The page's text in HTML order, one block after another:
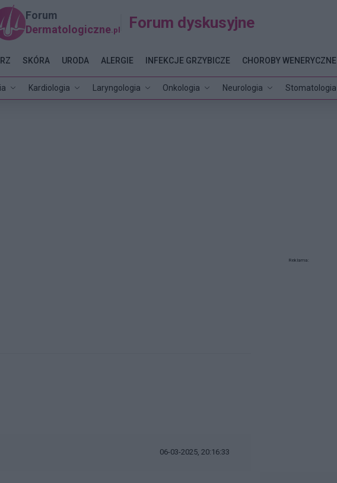
Forum
Dermatologiczne .pl Forum dyskusyjne
Kardiologia Laryngologia Onkologia Neurologia Stomatologia
SKÓRA URODA ALERGIE INFEKCJE GRZYBICZE CHOROBY WENERYCZNE
06-03-2025, 20:16:33
Reklama: